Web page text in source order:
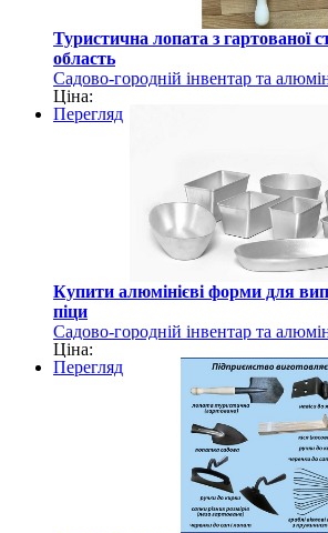
Туристична лопата з гартованої
область
Садово-городній інвентар та
Ціна:
Перегляд
Купити алюмінієві форми для
піци
Садово-городній інвентар та
Ціна:
Перегляд